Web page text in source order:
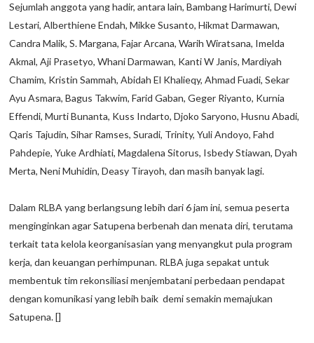
Sejumlah anggota yang hadir, antara lain, Bambang Harimurti, Dewi
Lestari, Alberthiene Endah, Mikke Susanto, Hikmat Darmawan,
Candra Malik, S. Margana, Fajar Arcana, Warih Wiratsana, Imelda
Akmal, Aji Prasetyo, Whani Darmawan, Kanti W Janis, Mardiyah
Chamim, Kristin Sammah, Abidah El Khalieqy, Ahmad Fuadi, Sekar
Ayu Asmara, Bagus Takwim, Farid Gaban, Geger Riyanto, Kurnia
Effendi, Murti Bunanta, Kuss Indarto, Djoko Saryono, Husnu Abadi,
Qaris Tajudin, Sihar Ramses, Suradi, Trinity, Yuli Andoyo, Fahd
Pahdepie, Yuke Ardhiati, Magdalena Sitorus, Isbedy Stiawan, Dyah
Merta, Neni Muhidin, Deasy Tirayoh, dan masih banyak lagi.
Dalam RLBA yang berlangsung lebih dari 6 jam ini, semua peserta
menginginkan agar Satupena berbenah dan menata diri, terutama
terkait tata kelola keorganisasian yang menyangkut pula program
kerja, dan keuangan perhimpunan. RLBA juga sepakat untuk
membentuk tim rekonsiliasi menjembatani perbedaan pendapat
dengan komunikasi yang lebih baik demi semakin memajukan
Satupena. []